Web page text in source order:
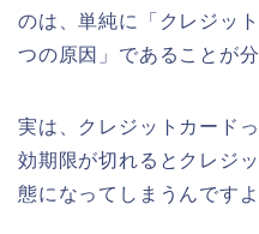
のは、単純に「クレジッ
つの原因」であることが分
実は、クレジットカード
効期限が切れるとクレジ
態になってしまうんです